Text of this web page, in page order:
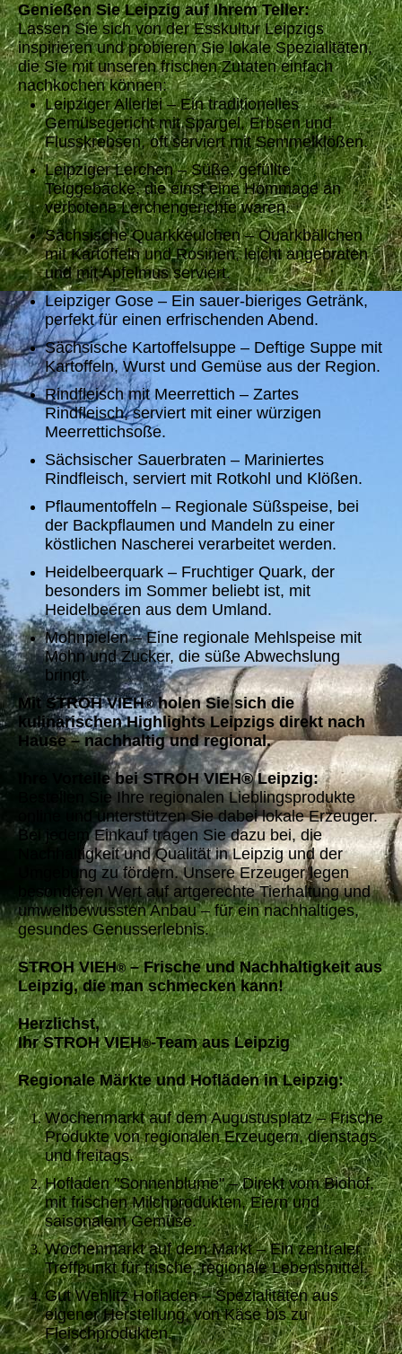
Genießen Sie Leipzig auf Ihrem Teller:
Lassen Sie sich von der Esskultur Leipzigs
inspirieren und probieren Sie lokale Spezialitäten,
die Sie mit unseren frischen Zutaten einfach
nachkochen können:
Leipziger Allerlei – Ein traditionelles
Gemüsegericht mit Spargel, Erbsen und
Flusskrebsen, oft serviert mit Semmelklößen.
Leipziger Lerchen – Süße, gefüllte
Teiggebäcke, die einst eine Hommage an
verbotene Lerchengerichte waren.
Sächsische Quarkkeulchen – Quarkbällchen
mit Kartoffeln und Rosinen, leicht angebraten
und mit Apfelmus serviert.
Leipziger Gose – Ein sauer-bieriges Getränk,
perfekt für einen erfrischenden Abend.
Sächsische Kartoffelsuppe – Deftige Suppe mit
Kartoffeln, Wurst und Gemüse aus der Region.
Rindfleisch mit Meerrettich – Zartes
Rindfleisch, serviert mit einer würzigen
Meerrettichsoße.
Sächsischer Sauerbraten – Mariniertes
Rindfleisch, serviert mit Rotkohl und Klößen.
Pflaumentoffeln – Regionale Süßspeise, bei
der Backpflaumen und Mandeln zu einer
köstlichen Nascherei verarbeitet werden.
Heidelbeerquark – Fruchtiger Quark, der
besonders im Sommer beliebt ist, mit
Heidelbeeren aus dem Umland.
Mohnpielen – Eine regionale Mehlspeise mit
Mohn und Zucker, die süße Abwechslung
bringt.
Mit STROH VIEH®holen Sie sich die
kulinarischen Highlights Leipzigs direkt nach
Hause – nachhaltig und regional.
Ihre Vorteile bei STROH VIEH® Leipzig:
Bestellen Sie Ihre regionalen Lieblingsprodukte
online und unterstützen Sie dabei lokale Erzeuger.
Bei jedem Einkauf tragen Sie dazu bei, die
Nachhaltigkeit und Qualität in Leipzig und der
Umgebung zu fördern. Unsere Erzeuger legen
besonderen Wert auf artgerechte Tierhaltung und
umweltbewussten Anbau – für ein nachhaltiges,
gesundes Genusserlebnis.
STROH VIEH®– Frische und Nachhaltigkeit aus
Leipzig, die man schmecken kann!
Herzlichst,
Ihr STROH VIEH®-Team aus Leipzig
Regionale Märkte und Hofläden in Leipzig:
Wochenmarkt auf dem Augustusplatz – Frische
Produkte von regionalen Erzeugern, dienstags
und freitags.
Hofladen "Sonnenblume" – Direkt vom Biohof,
mit frischen Milchprodukten, Eiern und
saisonalem Gemüse.
Wochenmarkt auf dem Markt – Ein zentraler
Treffpunkt für frische, regionale Lebensmittel.
Gut Wehlitz Hofladen – Spezialitäten aus
eigener Herstellung, von Käse bis zu
Fleischprodukten.